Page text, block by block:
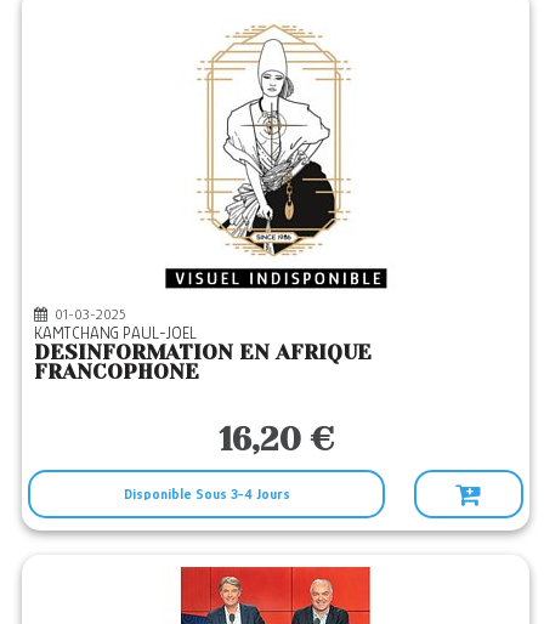
01-03-2025
KAMTCHANG PAUL-JOEL
DESINFORMATION EN AFRIQUE
FRANCOPHONE
16,20 €
Disponible Sous 3-4 Jours